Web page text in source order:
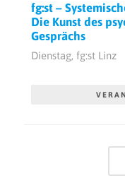
fg:st –
Die Kunst des
Gesprächs
Dienstag, fg:st Linz